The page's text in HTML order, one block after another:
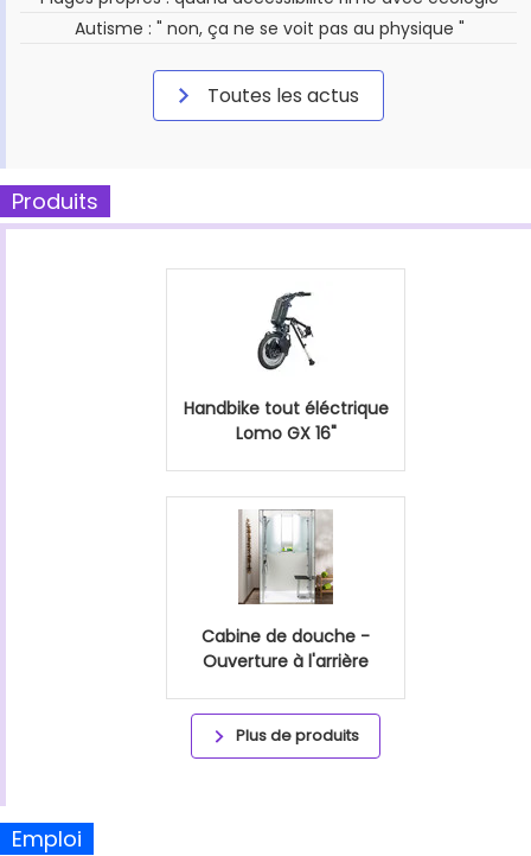
Autisme : " non, ça ne se voit pas au physique "
Toutes les actus
Produits
Handbike tout éléctrique
Lomo GX 16"
Cabine de douche -
Ouverture à l'arrière
Plus de produits
Emploi